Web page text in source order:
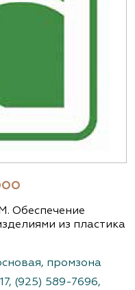
Обеспечение
из пластика
промзона
, (925) 589-7696,